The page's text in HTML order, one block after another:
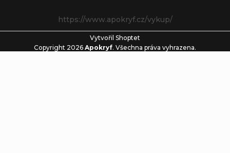
https://www.apokryf.cz/vykup/
Vytvořil Shoptet
Copyright 2026 Apokryf. Všechna práva vyhrazena.